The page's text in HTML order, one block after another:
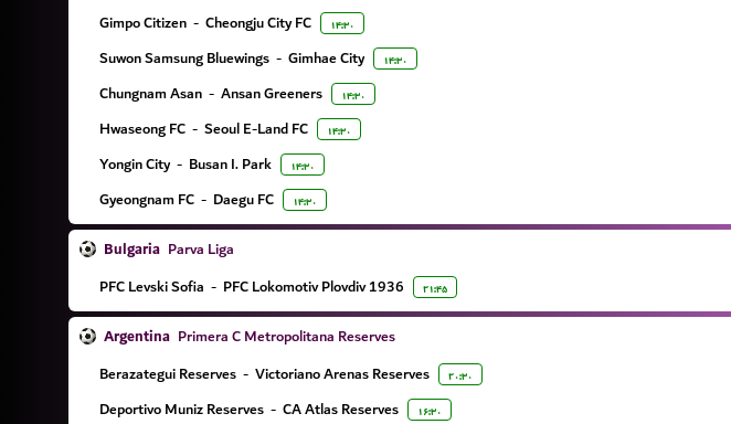
Gimpo Citizen - Cheongju City FC ۱۴:۳۰
Suwon Samsung Bluewings - Gimhae City ۱۴:۳۰
Chungnam Asan - Ansan Greeners ۱۴:۳۰
Hwaseong FC - Seoul E-Land FC ۱۴:۳۰
Yongin City - Busan I. Park ۱۴:۳۰
Gyeongnam FC - Daegu FC ۱۴:۳۰
Bulgaria Parva Liga
PFC Levski Sofia - PFC Lokomotiv Plovdiv 1936 ۲۱:۴۵
Argentina Primera C Metropolitana Reserves
Berazategui Reserves - Victoriano Arenas Reserves ۲۰:۳۰
Deportivo Muniz Reserves - CA Atlas Reserves ۱۶:۳۰